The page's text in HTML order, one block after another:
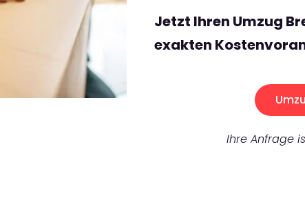
Jetzt Ihren Umzug
exakten
Ihre Anfrage